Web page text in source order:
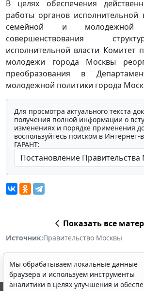
В целях обеспечения
работы органов исполнительной
семейной и
совершенствования
исполнительной власти Комитет
молодежи города Москвы
преобразования в
молодежной политики города
Для просмотра актуального текста
получения полной информации о
изменениях и порядке применения
воспользуйтесь поиском в Интернет-
ГАРАНТ:
Показать все
Источник:Правительство Москвы
Мы обрабатываем локальные данные
браузера и используем инструменты
аналитики в целях улучшения и